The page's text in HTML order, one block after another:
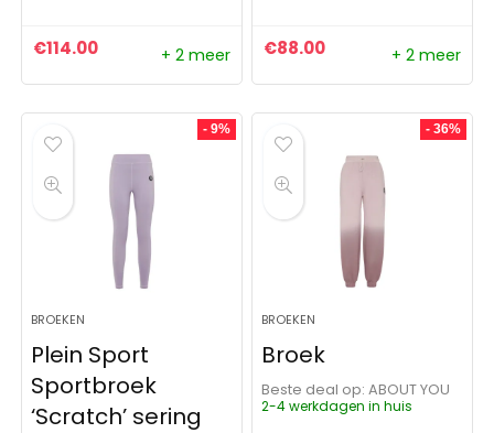
€114.00 + 2 meer €88.00 + 2 meer
- 9%
BROEKEN
Plein Sport
Sportbroek
‘Scratch’ sering
- 36%
BROEKEN
Broek
Beste deal op:
ABOUT YOU
2-4 werkdagen in huis